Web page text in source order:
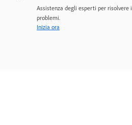
Assistenza degli esperti per risolvere i
problemi.
Inizia ora